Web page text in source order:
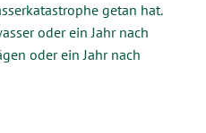
getan hat.
oder ein Jahr nach
oder ein Jahr nach